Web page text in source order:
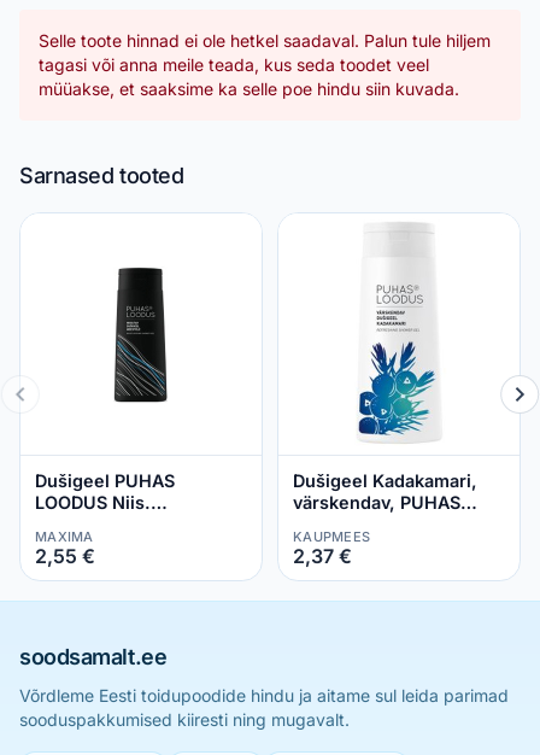
Selle toote hinnad ei ole hetkel saadaval. Palun tule hiljem
tagasi või anna meile teada, kus seda toodet veel
müüakse, et saaksime ka selle poe hindu siin kuvada.
Sarnased tooted
Dušigeel PUHAS
LOODUS Niis.
MAXIMA
2,55 €
Dušigeel Kadakamari,
värskendav, PUHAS
KAUPMEES
2,37 €
soodsamalt.ee
Võrdleme Eesti toidupoodide hindu ja aitame sul leida parimad
sooduspakkumised kiiresti ning mugavalt.